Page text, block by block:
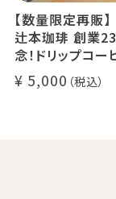
【数量限定再販】
辻本珈琲 創業
念！ドリップコー
50杯セット
アニバーサリーブ
5,000